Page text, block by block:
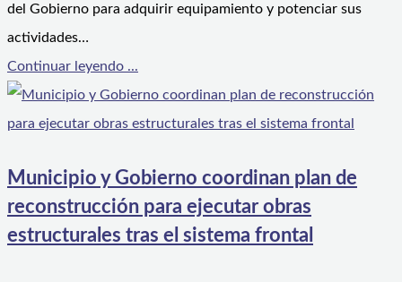
del Gobierno para adquirir equipamiento y potenciar sus
actividades…
Continuar leyendo ...
Municipio y Gobierno coordinan plan de
reconstrucción para ejecutar obras
estructurales tras el sistema frontal